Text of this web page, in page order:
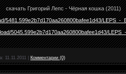
скачать Григорий Лепс - Чёрная кошка (2011)
5481.599e2b7d170aa260800bafee1d43/LEPS_-
5045.599e2b7d170aa260800bafee1d43/
11.11.2011 Комментарии (0)